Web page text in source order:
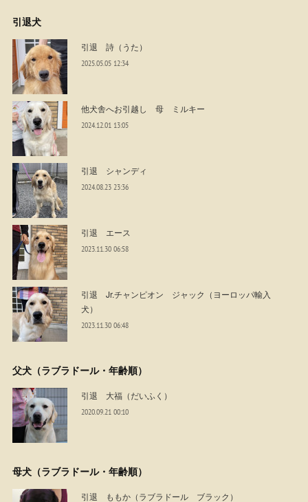
引退犬
引退 詩（うた）
2025.05.05 12:34
他犬舎へお引越し 母 ミルキー
2024.12.01 13:05
引退 シャンディ
2024.08.23 23:36
引退 エース
2023.11.30 06:58
引退 Jr.チャンピオン ジャック（ヨーロッパ輸入
犬）
2023.11.30 06:48
父犬（ラブラドール・年齢順）
引退 大福（だいふく）
2020.09.21 00:10
母犬（ラブラドール・年齢順）
引退 ももか（ラブラドール ブラック）